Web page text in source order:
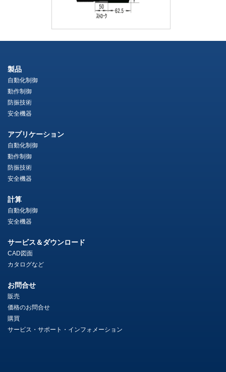
製品
自動化制御
動作制御
防振技術
安全機器
アプリケーション
自動化制御
動作制御
防振技術
安全機器
計算
自動化制御
安全機器
サービス＆ダウンロード
CAD図面
カタログなど
お問合せ
販売
価格のお問合せ
購買
サービス・サポート・インフォメーション